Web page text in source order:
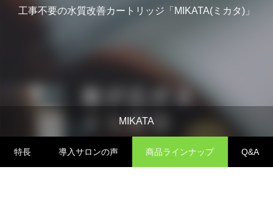
HAIR CARE COLOR
工事不要の水質改善カートリッジ「MIKATA(ミカタ)」
MIKATA
特長 導入サロンの声 商品ラインナップ Q&A